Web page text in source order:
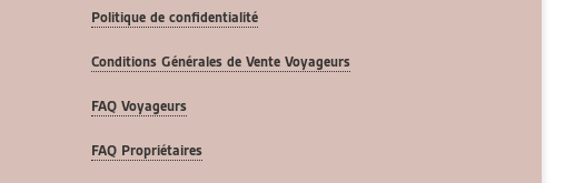
Politique de confidentialité
Conditions Générales de Vente Voyageurs
FAQ Voyageurs
FAQ Propriétaires